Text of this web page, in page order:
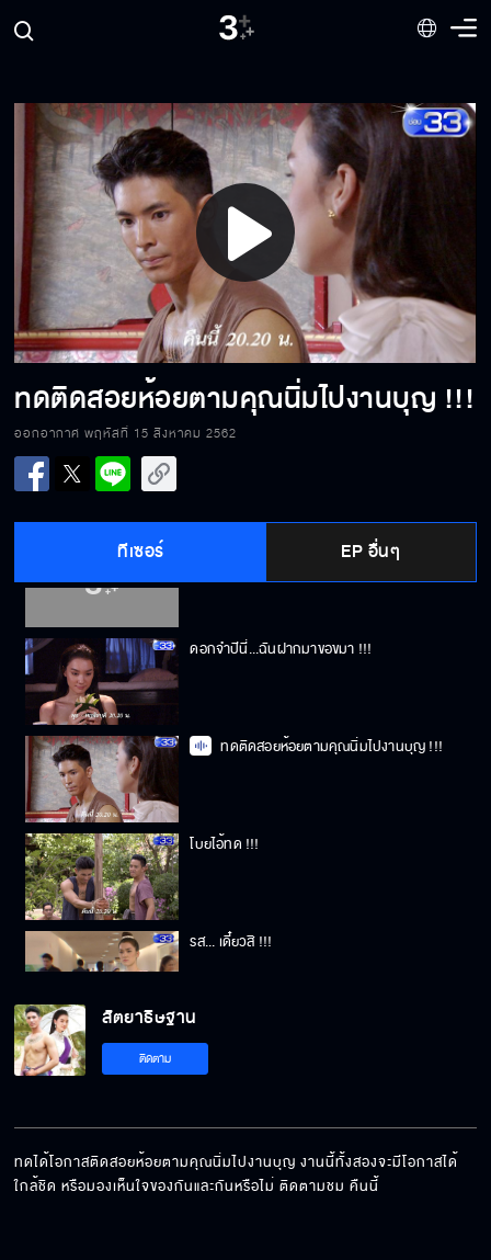
Play
Video
ทดติดสอยห้อยตามคุณนิ่มไปงานบุญ !!!
ออกอากาศ พฤหัสที่ 15 สิงหาคม 2562
ทีเซอร์ EP อื่นๆ
แรงแค้นจากชาติปางก่อน คืนนี้ห้ามพลาด
ความรักที่มีแต่อุปสรรค !!! คืนนี้
สัญญานะว่าจะกลับมา
ทดคนนี้รักคุณนิ่มเหลือเกิน !!!
ดอกจำปีนี่...ฉันฝากมาขอขมา !!!
ทดติดสอยห้อยตามคุณนิ่มไปงานบุญ !!!
โบยไอ้ทด !!!
รส... เดี๋ยวสิ !!!
เปลี่ยนนิสัยคุณนิ่ม !!!
ตอนแรก
สัตยาธิษฐาน
ติดตาม
ทดได้โอกาสติดสอยห้อยตามคุณนิ่มไปงานบุญ งานนี้ทั้งสองจะมีโอกาสได้
ใกล้ชิด หรือมองเห็นใจของกันและกันหรือไม่ ติดตามชม คืนนี้